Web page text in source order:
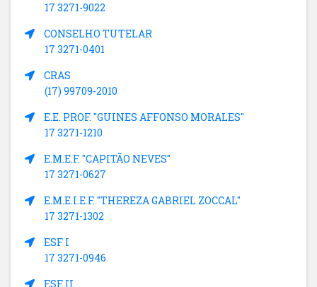
17 3271-9022
CONSELHO TUTELAR
17 3271-0401
CRAS
(17) 99709-2010
E.E. PROF. "GUINES AFFONSO MORALES"
17 3271-1210
E.M.E.F. "CAPITÃO NEVES"
17 3271-0627
E.M.E.I.E.F. "THEREZA GABRIEL ZOCCAL"
17 3271-1302
ESF I
17 3271-0946
ESF II